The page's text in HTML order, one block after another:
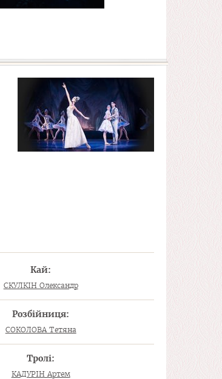
Кай:
СКУЛКІН Олександр
Розбійниця:
СОКОЛОВА Тетяна
Тролі:
КАДУРІН Артем